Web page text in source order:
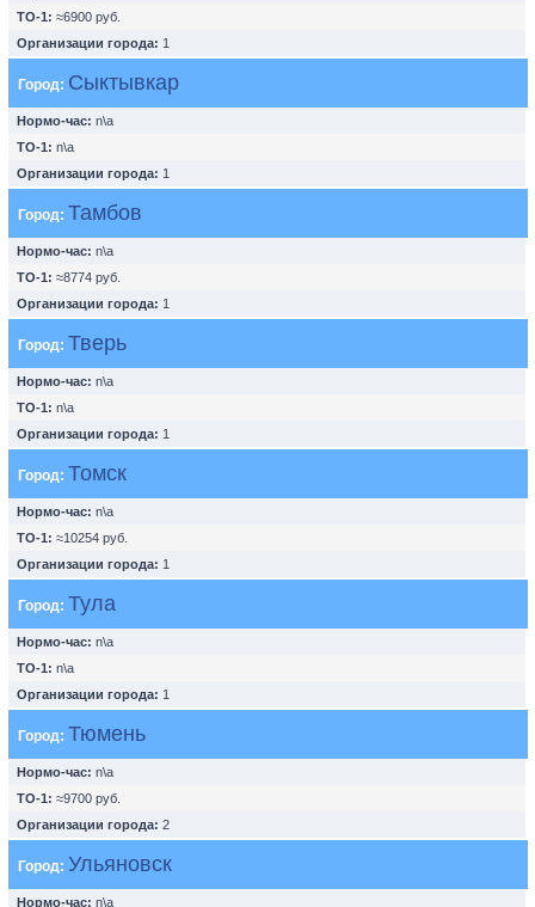
ТО-1: ≈6900 руб.
Организации города: 1
Город: Сыктывкар
Нормо-час: n\a
ТО-1: n\a
Организации города: 1
Город: Тамбов
Нормо-час: n\a
ТО-1: ≈8774 руб.
Организации города: 1
Город: Тверь
Нормо-час: n\a
ТО-1: n\a
Организации города: 1
Город: Томск
Нормо-час: n\a
ТО-1: ≈10254 руб.
Организации города: 1
Город: Тула
Нормо-час: n\a
ТО-1: n\a
Организации города: 1
Город: Тюмень
Нормо-час: n\a
ТО-1: ≈9700 руб.
Организации города: 2
Город: Ульяновск
Нормо-час: n\a